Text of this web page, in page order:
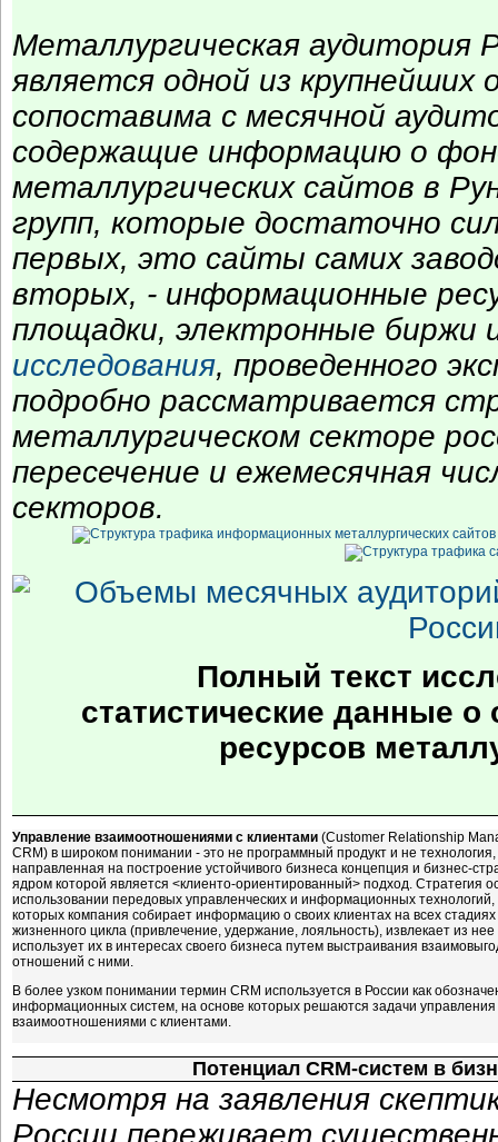
Металлургическая аудитория
является одной из
сопоставима с месячной
содержащие информацию о
металлургических сайтов в
групп, которые достаточно
первых, это сайты самих
вторых, - информационные
площадки, электронные биржи
исследования, проведенного
подробно рассматривается
металлургическом секторе
пересечение и ежемесячная
секторов.
Полный текст
статистические данные о
ресурсов
Управление взаимоотношениями с клиентами (Customer Relationship
CRM) в широком понимании - это не программный продукт и не технология,
направленная на построение устойчивого бизнеса концепция и бизнес-
ядром которой является <клиенто-ориентированный> подход. Стратегия
использовании передовых управленческих и информационных
которых компания собирает информацию о своих клиентах на всех стадиях
жизненного цикла (привлечение, удержание, лояльность), извлекает из
использует их в интересах своего бизнеса путем выстраивания
отношений с ними.
В более узком понимании термин CRM используется в России как
информационных систем, на основе которых решаются задачи управления
взаимоотношениями с клиентами.
Потенциал CRM-систем в
Несмотря на заявления
России переживает